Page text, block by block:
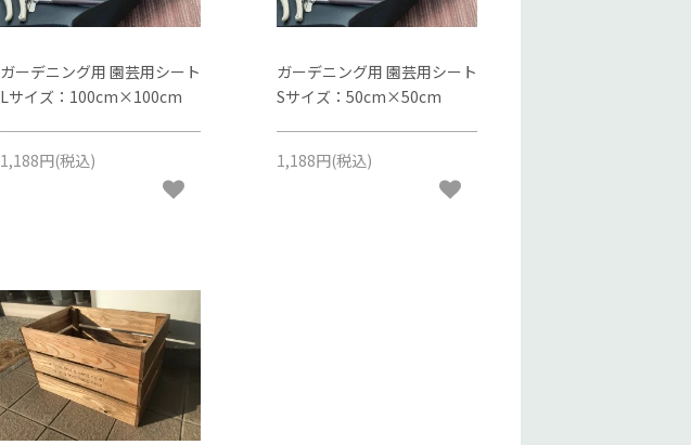
ガーデニング用 園芸用シート
Lサイズ：100cm×100cm
1,188円(税込)
ガーデニング用 園芸用シート
Sサイズ：50cm×50cm
1,188円(税込)